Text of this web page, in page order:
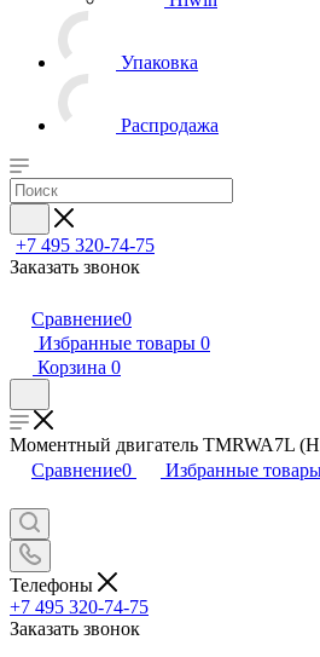
Упаковка
Распродажа
+7 495 320-74-75
Заказать звонок
Сравнение0
Избранные товары 0
Корзина 0
Моментный двигатель TMRWA7L
Сравнение0 Избранные
Телефоны
+7 495 320-74-75
Заказать звонок